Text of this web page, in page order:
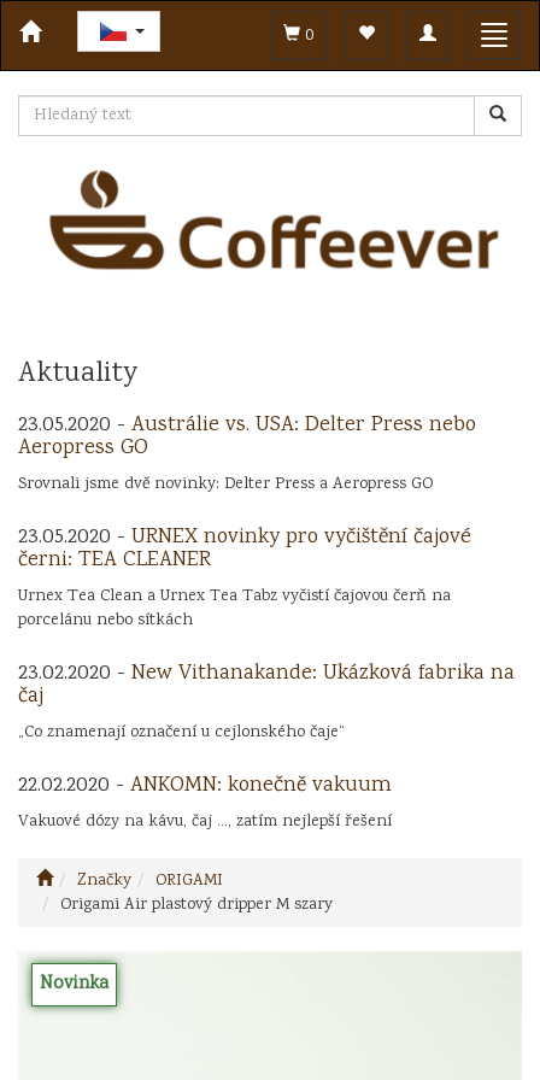
Toggle
navigation
0
Aktuality
23.05.2020 - Austrálie vs. USA: Delter Press nebo
Aeropress GO
Srovnali jsme dvě novinky: Delter Press a Aeropress GO
23.05.2020 - URNEX novinky pro vyčištění čajové
černi: TEA CLEANER
Urnex Tea Clean a Urnex Tea Tabz vyčistí čajovou čerň na
porcelánu nebo sítkách
23.02.2020 - New Vithanakande: Ukázková fabrika na
čaj
„Co znamenají označení u cejlonského čaje“
22.02.2020 - ANKOMN: konečně vakuum
Vakuové dózy na kávu, čaj ..., zatím nejlepší řešení
Značky
ORIGAMI
Origami Air plastový dripper M szary
Novinka